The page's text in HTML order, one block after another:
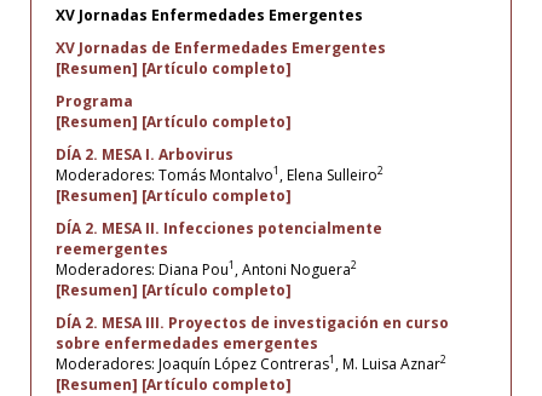
XV Jornadas Enfermedades Emergentes
XV Jornadas de Enfermedades Emergentes
[Resumen] [Artículo completo]
Programa
[Resumen] [Artículo completo]
DÍA 2. MESA I. Arbovirus
Moderadores: Tomás Montalvo1 , Elena Sulleiro2
[Resumen] [Artículo completo]
DÍA 2. MESA II. Infecciones potencialmente
reemergentes
Moderadores: Diana Pou1 , Antoni Noguera2
[Resumen] [Artículo completo]
DÍA 2. MESA III. Proyectos de investigación en curso
sobre enfermedades emergentes
Moderadores: Joaquín López Contreras1 , M. Luisa Aznar2
[Resumen] [Artículo completo]